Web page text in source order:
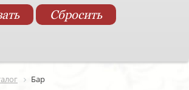
Бар